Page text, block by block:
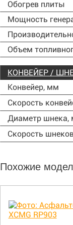
Обогрев плиты
Мощность
Объем
КОНВЕЙЕР /
Конвейер, мм
Скорость
Диаметр шнека,
Скорость
Похожие